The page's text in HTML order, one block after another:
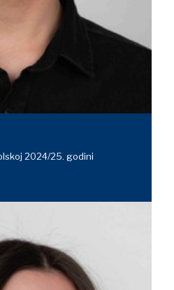
2024/25. godini